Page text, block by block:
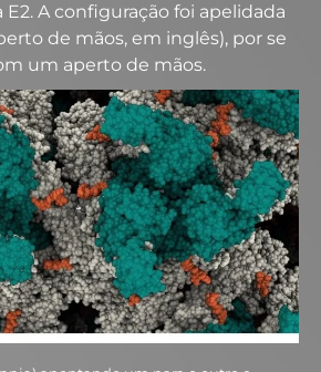
A configuração foi apelidada
de mãos, em inglês), por se
um aperto de mãos.